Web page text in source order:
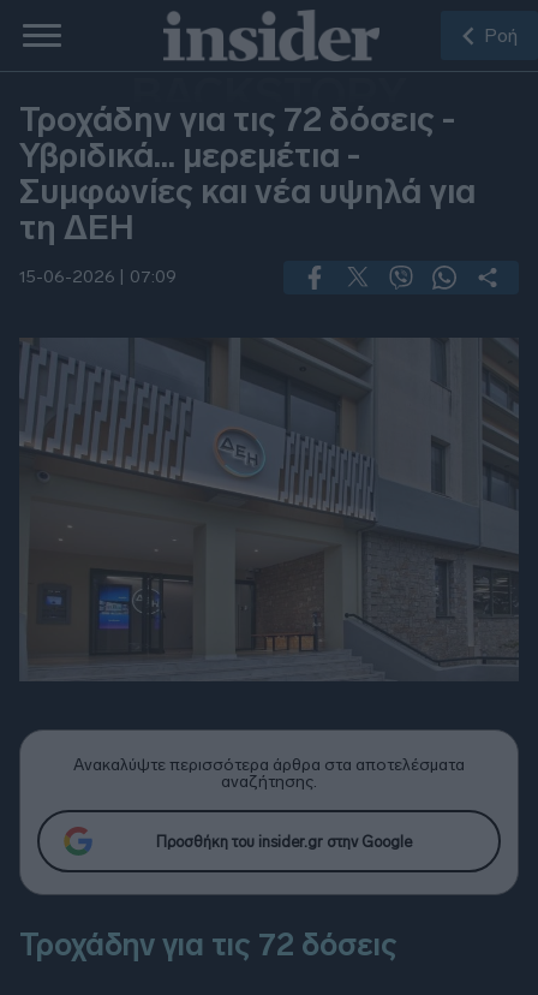
Ροή
BACKSTORY
Τροχάδην για τις 72 δόσεις -
Υβριδικά... μερεμέτια -
Συμφωνίες και νέα υψηλά για
τη ΔΕΗ
15-06-2026 | 07:09
Ανακαλύψτε περισσότερα άρθρα στα αποτελέσματα
αναζήτησης.
Προσθήκη του insider.gr στην Google
Τροχάδην για τις 72 δόσεις